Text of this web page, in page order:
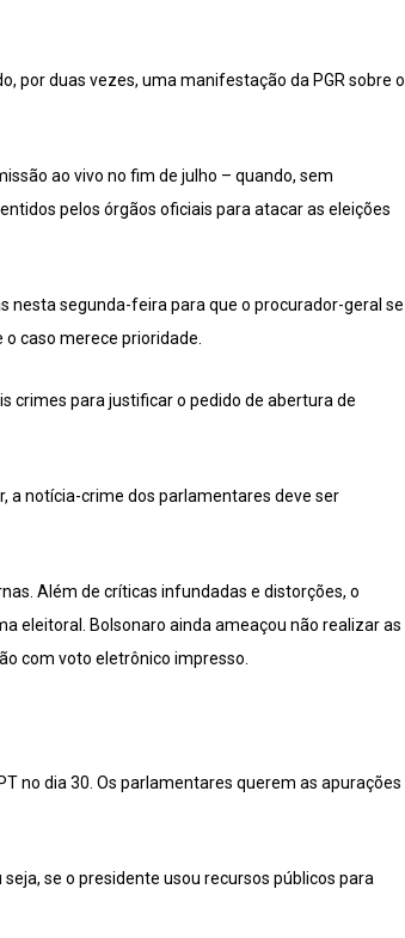
por duas vezes, uma manifestação da PGR sobre o
ao vivo no fim de julho – quando, sem
pelos órgãos oficiais para atacar as eleições
nesta segunda-feira para que o procurador-geral se
caso merece prioridade.
crimes para justificar o pedido de abertura de
a notícia-crime dos parlamentares deve ser
Além de críticas infundadas e distorções, o
eleitoral. Bolsonaro ainda ameaçou não realizar as
com voto eletrônico impresso.
no dia 30. Os parlamentares querem as apurações
se o presidente usou recursos públicos para